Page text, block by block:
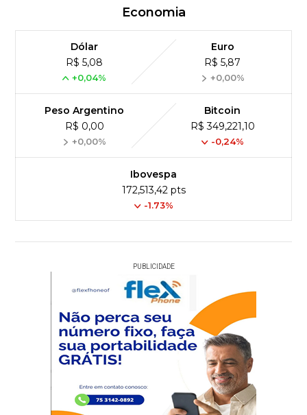
Economia
Dólar
R$ 5,08
+0,04%
Euro
R$ 5,87
+0,00%
Peso Argentino
R$ 0,00
+0,00%
Bitcoin
R$ 349,221,10
-0,24%
Ibovespa
172,513,42 pts
-1.73%
PUBLICIDADE